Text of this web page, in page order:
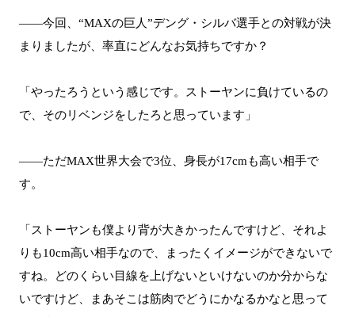
――今回、“MAXの巨人”デング・シルバ選手との対戦が決
まりましたが、率直にどんなお気持ちですか？
「やったろうという感じです。ストーヤンに負けているの
で、そのリベンジをしたろと思っています」
――ただMAX世界大会で3位、身長が17cmも高い相手で
す。
「ストーヤンも僕より背が大きかったんですけど、それよ
りも10cm高い相手なので、まったくイメージができないで
すね。どのくらい目線を上げないといけないのか分からな
いですけど、まあそこは筋肉でどうにかなるかなと思って